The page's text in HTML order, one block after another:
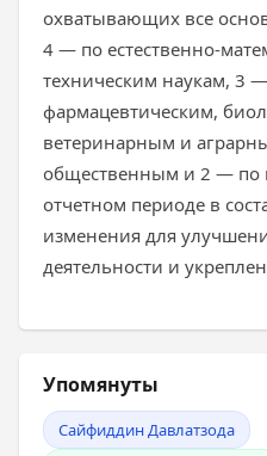
охватывающих все
4 — по естественно-
техническим наукам, 3
фармацевтическим,
ветеринарным и
общественным и 2 — по
отчетном периоде в
изменения для
деятельности и
Упомянуты
Сайфиддин Давлатзода